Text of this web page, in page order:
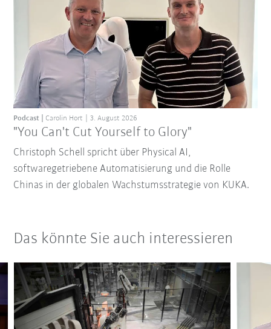
"You Can't Cut Yourself to Glory"
Podcast Carolin Hort 3. August 2026
Christoph Schell spricht über Physical AI,
softwaregetriebene Automatisierung und die Rolle
Chinas in der globalen Wachstumsstrategie von KUKA.
Das könnte Sie auch interessieren